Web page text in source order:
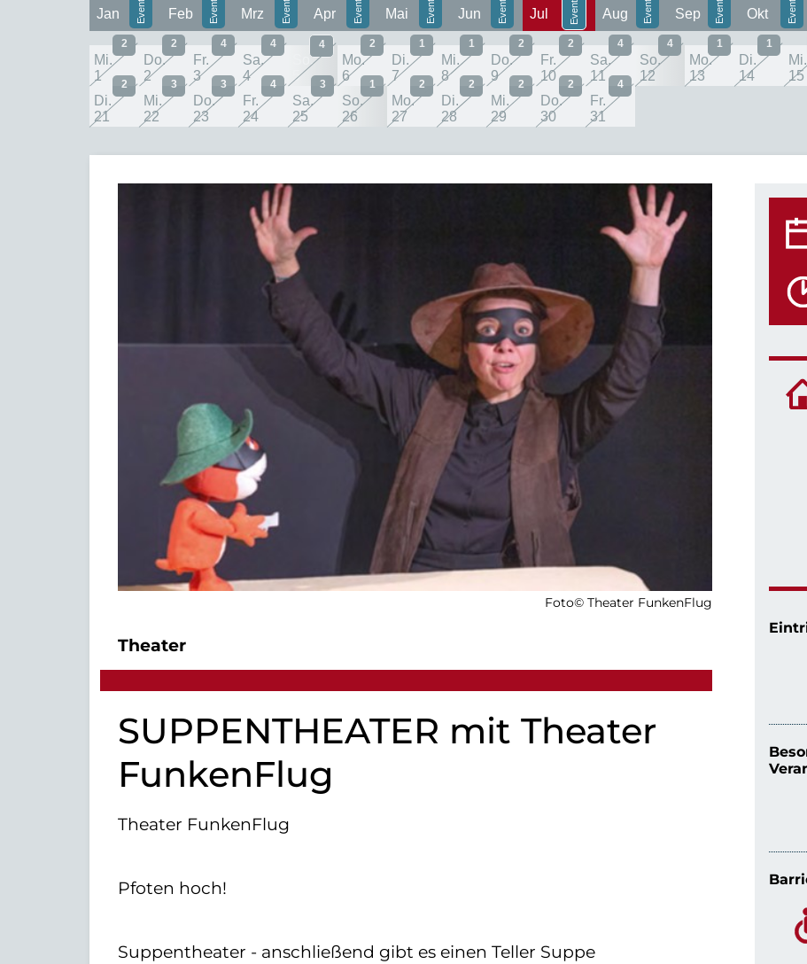
Jan Feb Mrz Apr Mai Jun Jul Aug Sep Okt
Mi.
1
2
Do.
2
2
Fr.
3
4
Sa.
4
4
So.
5
4
Mo.
6
2
Di.
7
1
Mi.
8
1
Do.
9
2
Fr.
10
2
Sa.
11
4
So.
12
4
Mo.
13
1
Di.
14
1
Mi.
15
Di.
21
2
Mi.
22
3
Do.
23
3
Fr.
24
4
Sa.
25
3
So.
26
1
Mo.
27
2
Di.
28
2
Mi.
29
2
Do.
30
2
Fr.
31
4
Foto© Theater FunkenFlug
Theater
SUPPENTHEATER mit Theater
FunkenFlug
Theater FunkenFlug
Pfoten hoch!
Suppentheater - anschließend gibt es einen Teller Suppe